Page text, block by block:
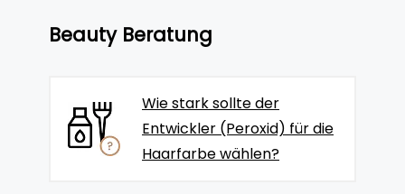
Beauty Beratung
Wie stark sollte der
Entwickler (Peroxid) für die
Haarfarbe wählen?